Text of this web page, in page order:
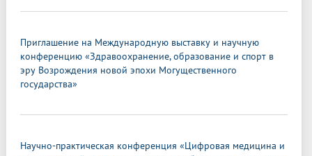
Приглашение на Международную выставку и научную
конференцию «Здравоохранение, образование и спорт в
эру Возрождения новой эпохи Могущественного
государства»
Научно-практическая конференция «Цифровая медицина и